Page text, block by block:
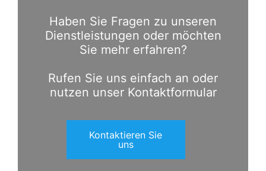
Haben Sie Fragen zu unseren
Dienstleistungen oder möchten
Sie mehr erfahren?
Rufen Sie uns einfach an oder
nutzen unser Kontaktformular
Kontaktieren Sie
uns